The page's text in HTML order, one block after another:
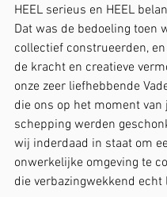
HEEL serieus en HEEL
Dat was de bedoeling toen
collectief construeerden,
de kracht en creatieve
onze zeer liefhebbende
die ons op het moment van
schepping werden
wij inderdaad in staat om
onwerkelijke omgeving te
die verbazingwekkend